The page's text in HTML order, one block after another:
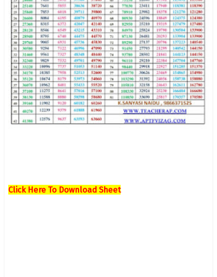
Click Here To Download Sheet